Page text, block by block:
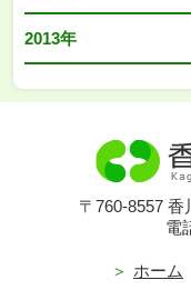
2013年
〒760-8557
電
ホーム